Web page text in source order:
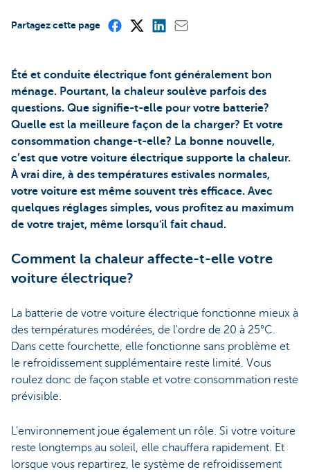
Partagez cette page
Été et conduite électrique font généralement bon
ménage. Pourtant, la chaleur soulève parfois des
questions. Que signifie-t-elle pour votre batterie?
Quelle est la meilleure façon de la charger? Et votre
consommation change-t-elle? La bonne nouvelle,
c’est que votre voiture électrique supporte la chaleur.
À vrai dire, à des températures estivales normales,
votre voiture est même souvent très efficace. Avec
quelques réglages simples, vous profitez au maximum
de votre trajet, même lorsqu'il fait chaud.
Comment la chaleur affecte-t-elle votre
voiture électrique?
La batterie de votre voiture électrique fonctionne mieux à
des températures modérées, de l'ordre de 20 à 25°C.
Dans cette fourchette, elle fonctionne sans problème et
le refroidissement supplémentaire reste limité. Vous
roulez donc de façon stable et votre consommation reste
prévisible.
L'environnement joue également un rôle. Si votre voiture
reste longtemps au soleil, elle chauffera rapidement. Et
lorsque vous repartirez, le système de refroidissement